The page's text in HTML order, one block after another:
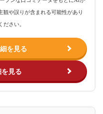
観や誤りが含まれる可能性があり
ださい。
を見る
見る